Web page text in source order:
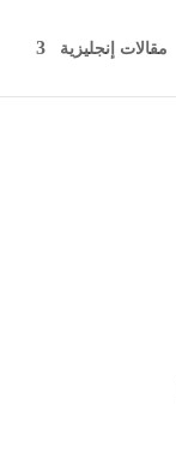
مقالات إنجليزية